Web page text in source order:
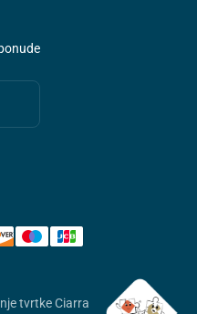
tvrtke Ciarra